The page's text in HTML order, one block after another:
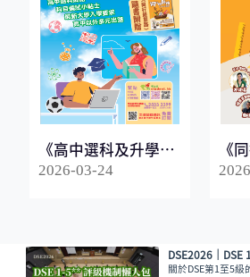
《高中選科及升學指
南2026》
2026-03-24
《
關於DSE第1至5級